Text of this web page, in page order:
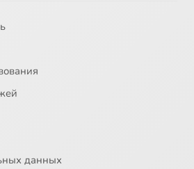
данных